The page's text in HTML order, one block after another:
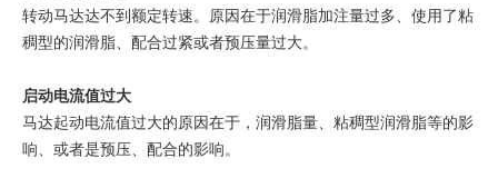
转动马达达不到额定转速。原因在于润滑脂加注量过多、使用了粘
稠型的润滑脂、配合过紧或者预压量过大。
启动电流值过大
马达起动电流值过大的原因在于，润滑脂量、粘稠型润滑脂等的影
响、或者是预压、配合的影响。